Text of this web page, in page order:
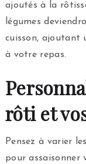
ajoutés à la
légumes
cuisson, ajoutant
à votre repas.
rôti et
Pensez à varier
pour assaisonner